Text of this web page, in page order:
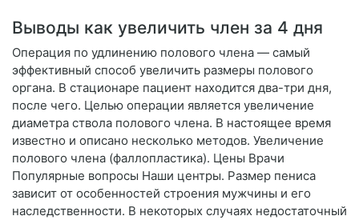
Выводы как увеличить член за 4 дня
Операция по удлинению полового члена — самый
эффективный способ увеличить размеры полового
органа. В стационаре пациент находится два-три дня,
после чего. Целью операции является увеличение
диаметра ствола полового члена. В настоящее время
известно и описано несколько методов. Увеличение
полового члена (фаллопластика). Цены Врачи
Популярные вопросы Наши центры. Размер пениса
зависит от особенностей строения мужчины и его
наследственности. В некоторых случаях недостаточный